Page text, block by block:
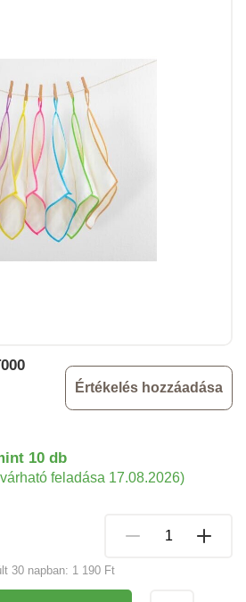
Értékelés hozzáadása
30 napban: 1 190 Ft
10 db
feladása 17.08.2026)